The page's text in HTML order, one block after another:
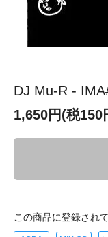
DJ Mu-R -
1,650円(税150
この商品に登録され